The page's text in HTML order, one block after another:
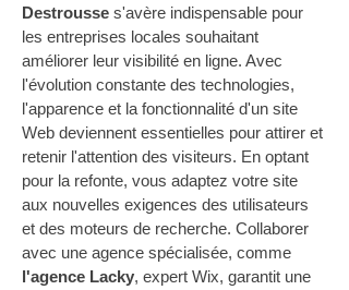
Destrousse s'avère indispensable pour
les entreprises locales souhaitant
améliorer leur visibilité en ligne. Avec
l'évolution constante des technologies,
l'apparence et la fonctionnalité d'un site
Web deviennent essentielles pour attirer et
retenir l'attention des visiteurs. En optant
pour la refonte, vous adaptez votre site
aux nouvelles exigences des utilisateurs
et des moteurs de recherche. Collaborer
avec une agence spécialisée, comme
l'agence Lacky, expert Wix, garantit une